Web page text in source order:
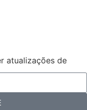
atualizações de